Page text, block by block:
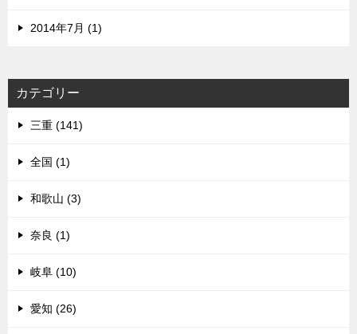
2014年7月 (1)
カテゴリー
三重 (141)
全国 (1)
和歌山 (3)
奈良 (1)
岐阜 (10)
愛知 (26)